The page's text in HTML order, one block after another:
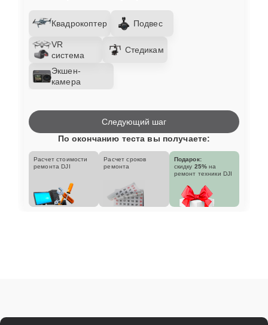
Квадрокоптер Подвес
VR
система
Стедикам
Экшен-
камера
Следующий шаг
По окончанию теста вы получаете:
Расчет стоимости
ремонта DJI
Расчет сроков
ремонта
Подарок:
скидку 25% на
ремонт техники DJI